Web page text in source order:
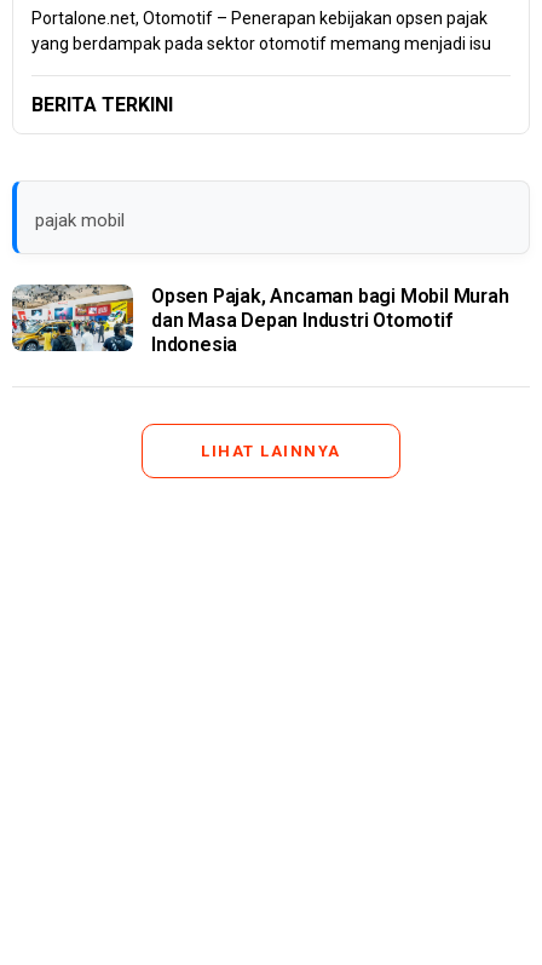
Portalone.net, Otomotif – Penerapan kebijakan opsen pajak
yang berdampak pada sektor otomotif memang menjadi isu
BERITA TERKINI
pajak mobil
Opsen Pajak, Ancaman bagi Mobil Murah
dan Masa Depan Industri Otomotif
Indonesia
LIHAT LAINNYA